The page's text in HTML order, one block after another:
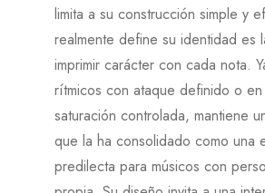
limita a su construcción simple y
realmente define su identidad es
imprimir carácter con cada nota.
rítmicos con ataque definido o
saturación controlada, mantiene
que la ha consolidado como una
predilecta para músicos con